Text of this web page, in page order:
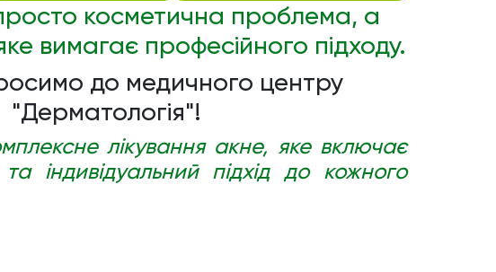
косметична проблема, а
вимагає професійного підходу.
до медичного центру
"Дерматологія"!
лікування акне, яке включає
індивідуальний підхід до кожного